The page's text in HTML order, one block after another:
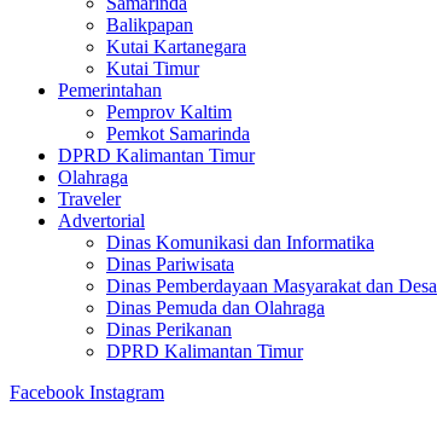
Balikpapan
Kutai Kartanegara
Kutai Timur
Pemerintahan
Pemprov Kaltim
Pemkot Samarinda
DPRD Kalimantan Timur
Olahraga
Traveler
Advertorial
Dinas Komunikasi dan Informatika
Dinas Pariwisata
Dinas Pemberdayaan Masyarakat dan Desa
Dinas Pemuda dan Olahraga
Dinas Perikanan
DPRD Kalimantan Timur
Facebook Instagram